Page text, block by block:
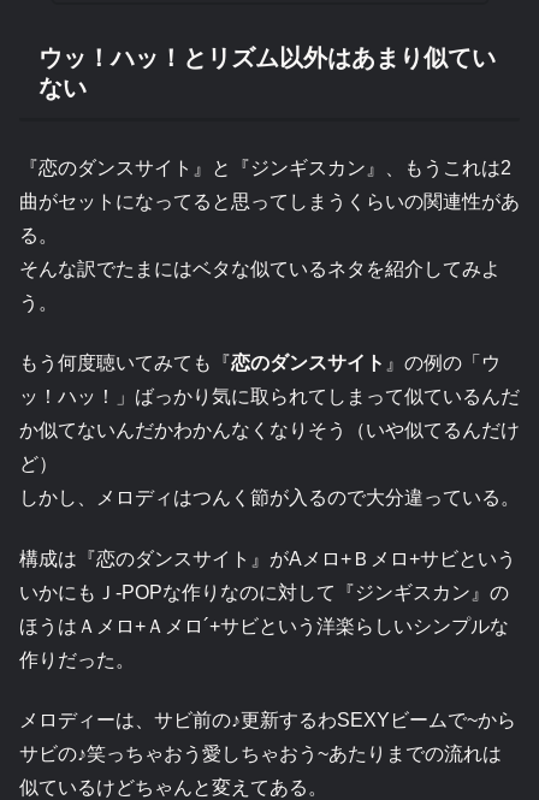
ウッ！ハッ！とリズム以外はあまり似てい
ない
『恋のダンスサイト』と『ジンギスカン』、もうこれは2
曲がセットになってると思ってしまうくらいの関連性があ
る。
そんな訳でたまにはベタな似ているネタを紹介してみよ
う。
もう何度聴いてみても『恋のダンスサイト 』の例の「ウ
ッ！ハッ！」ばっかり気に取られてしまって似ているんだ
か似てないんだかわかんなくなりそう（いや似てるんだけ
ど）
しかし、メロディはつんく節が入るので大分違っている。
構成は『恋のダンスサイト』がAメロ+Ｂメロ+サビという
いかにもＪ-POPな作りなのに対して『ジンギスカン』の
ほうはＡメロ+Ａメロ´+サビという洋楽らしいシンプルな
作りだった。
メロディーは、サビ前の♪更新するわSEXYビームで~から
サビの♪笑っちゃおう愛しちゃおう~あたりまでの流れは
似ているけどちゃんと変えてある。